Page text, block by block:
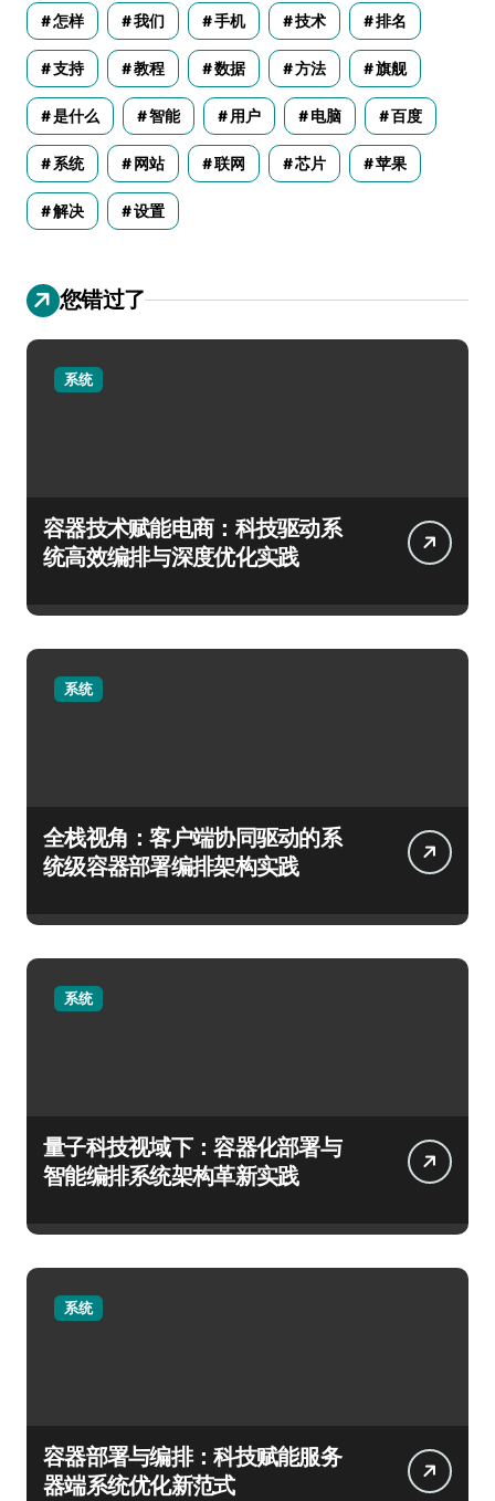
怎样 我们 手机 技术 排名
支持 教程 数据 方法 旗舰
是什么 智能 用户 电脑 百度
系统 网站 联网 芯片 苹果
解决 设置
您错过了
系统
容器技术赋能电商：科技驱动系
统高效编排与深度优化实践
系统
全栈视角：客户端协同驱动的系
统级容器部署编排架构实践
系统
量子科技视域下：容器化部署与
智能编排系统架构革新实践
系统
容器部署与编排：科技赋能服务
器端系统优化新范式